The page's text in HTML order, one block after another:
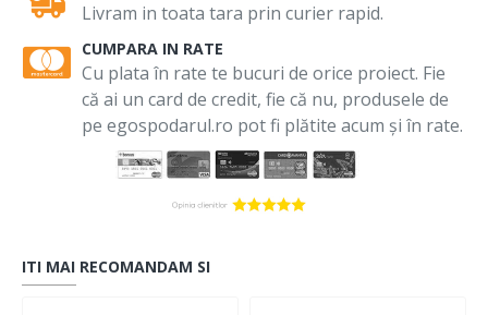
Livram in toata tara prin curier rapid.
CUMPARA IN RATE
Cu plata în rate te bucuri de orice proiect. Fie
că ai un card de credit, fie că nu, produsele de
pe egospodarul.ro pot fi plătite acum și în rate.
ITI MAI RECOMANDAM SI